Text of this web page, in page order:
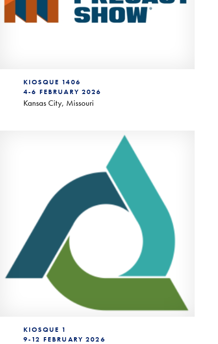
KIOSQUE 1406
4-6 FEBRUARY 2026
Kansas City, Missouri
KIOSQUE 1
9-12 FEBRUARY 2026